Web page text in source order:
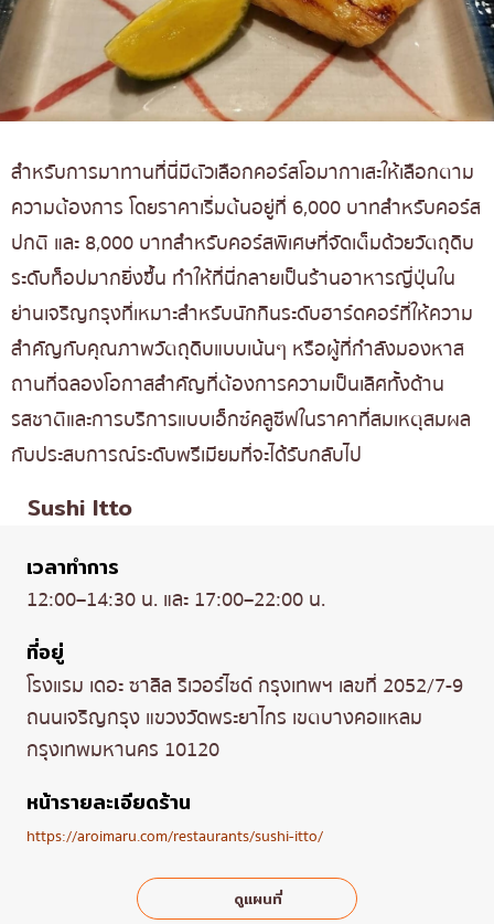
สำหรับการมาทานที่นี่มีตัวเลือกคอร์สโอมากาเสะให้เลือกตาม
ความต้องการ โดยราคาเริ่มต้นอยู่ที่ 6,000 บาทสำหรับคอร์ส
ปกติ และ 8,000 บาทสำหรับคอร์สพิเศษที่จัดเต็มด้วยวัตถุดิบ
ระดับท็อปมากยิ่งขึ้น ทำให้ที่นี่กลายเป็นร้านอาหารญี่ปุ่นใน
ย่านเจริญกรุงที่เหมาะสำหรับนักกินระดับฮาร์ดคอร์ที่ให้ความ
สำคัญกับคุณภาพวัตถุดิบแบบเน้นๆ หรือผู้ที่กำลังมองหาส
ถานที่ฉลองโอกาสสำคัญที่ต้องการความเป็นเลิศทั้งด้าน
รสชาติและการบริการแบบเอ็กซ์คลูซีฟในราคาที่สมเหตุสมผล
กับประสบการณ์ระดับพรีเมียมที่จะได้รับกลับไป
Sushi Itto
เวลาทำการ
12:00–14:30 น. และ 17:00–22:00 น.
ที่อยู่
โรงแรม เดอะ ซาลิล ริเวอร์ไซด์ กรุงเทพฯ เลขที่ 2052/7-9
ถนนเจริญกรุง แขวงวัดพระยาไกร เขตบางคอแหลม
กรุงเทพมหานคร 10120
หน้ารายละเอียดร้าน
https://aroimaru.com/restaurants/sushi-itto/
ดูแผนที่